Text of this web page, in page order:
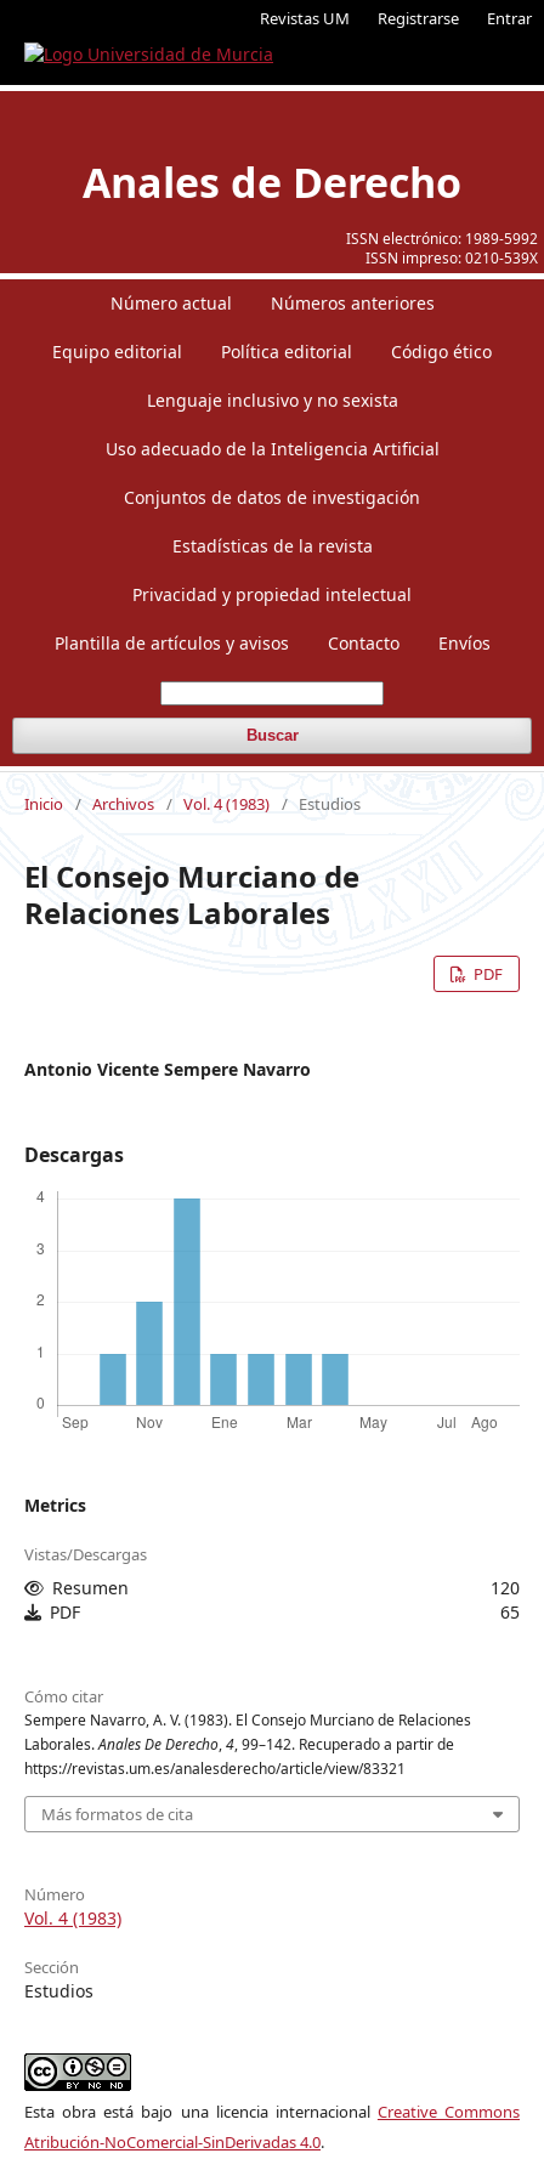
Revistas UM Registrarse Entrar
ISSN electrónico: 1989-5992
ISSN impreso:0210-539X
Anales de Derecho
Número actual Números anteriores
Equipo editorial Política editorial Código ético
Lenguaje inclusivo y no sexista
Uso adecuado de la Inteligencia Artificial
Conjuntos de datos de investigación
Estadísticas de la revista
Privacidad y propiedad intelectual
Plantilla de artículos y avisos Contacto Envíos
Buscar
Inicio / Archivos / Vol. 4 (1983) / Estudios
El Consejo Murciano de
Relaciones Laborales
PDF
Antonio Vicente Sempere Navarro
Descargas
Metrics
Vistas/Descargas
Resumen
120
PDF
65
Cómo citar
Sempere Navarro, A. V. (1983). El Consejo Murciano de Relaciones
Laborales.Anales De Derecho,4, 99–142. Recuperado a partir de
https://revistas.um.es/analesderecho/article/view/83321
Más formatos de cita
Número
Vol. 4 (1983)
Sección
Estudios
Esta obra está bajo una licencia internacional Creative Commons
Atribución-NoComercial-SinDerivadas 4.0.